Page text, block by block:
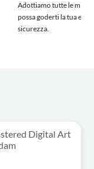
Adottiamo tutte le
possa goderti la tua
sicurezza.
Digital Art